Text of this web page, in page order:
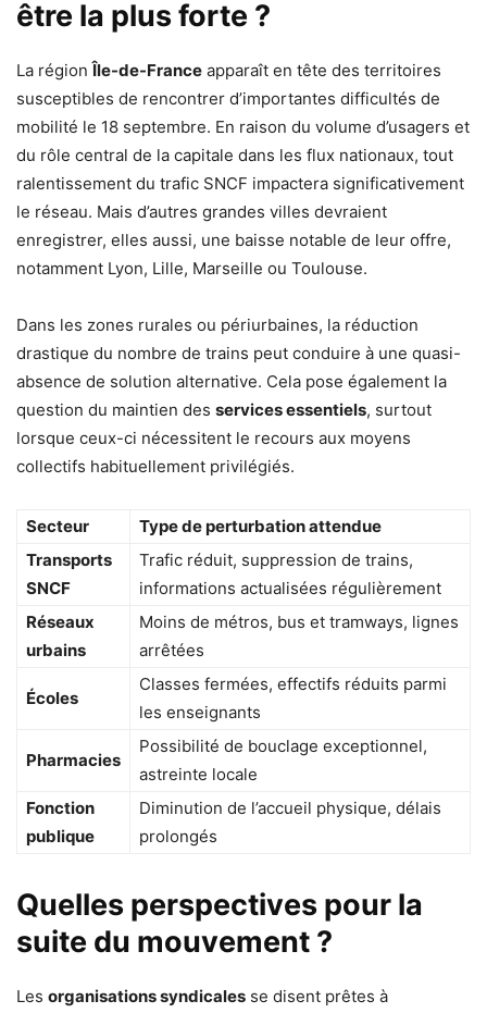
être la plus forte ?
La régionÎle-de-France apparaît en tête des territoires
susceptibles de rencontrer d’importantes difficultés de
mobilité le 18 septembre. En raison du volume d’usagers et
du rôle central de la capitale dans les flux nationaux, tout
ralentissement du trafic SNCF impactera significativement
le réseau. Mais d’autres grandes villes devraient
enregistrer, elles aussi, une baisse notable de leur offre,
notamment Lyon, Lille, Marseille ou Toulouse.
Dans les zones rurales ou périurbaines, la réduction
drastique du nombre de trains peut conduire à une quasi-
absence de solution alternative. Cela pose également la
question du maintien des services essentiels, surtout
lorsque ceux-ci nécessitent le recours aux moyens
collectifs habituellement privilégiés.
Secteur
Type de perturbation attendue
Transports
SNCF
Trafic réduit, suppression de trains,
informations actualisées régulièrement
Réseaux
urbains
Moins de métros, bus et tramways, lignes
arrêtées
Écoles
Classes fermées, effectifs réduits parmi
les enseignants
Pharmacies
Possibilité de bouclage exceptionnel,
astreinte locale
Fonction
publique
Diminution de l’accueil physique, délais
prolongés
Quelles perspectives pour la
suite du mouvement ?
Les organisations syndicales se disent prêtes à